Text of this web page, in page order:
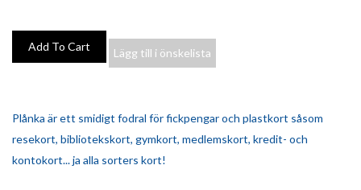
Lägg till i önskelista
Plånka är ett smidigt fodral för fickpengar och plastkort såsom
resekort, bibliotekskort, gymkort, medlemskort, kredit- och
kontokort... ja alla sorters kort!